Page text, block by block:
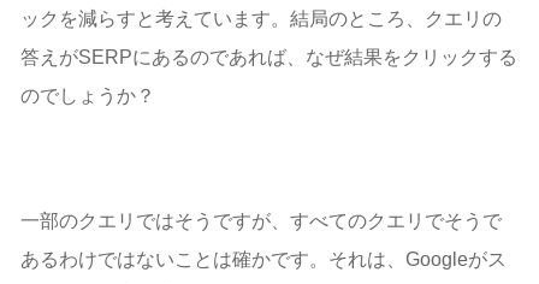
ックを減らすと考えています。結局のところ、クエリの
答えがSERPにあるのであれば、なぜ結果をクリックする
のでしょうか？
一部のクエリではそうですが、すべてのクエリでそうで
あるわけではないことは確かです。それは、Googleがス